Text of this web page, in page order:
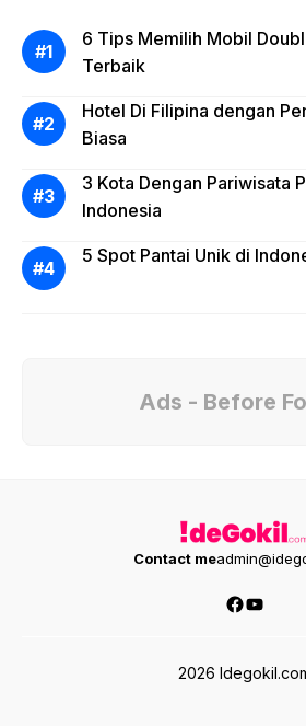
6 Tips Memilih Mobil
Terbaik
Hotel Di Filipina dengan
Biasa
3 Kota Dengan Pariwisata
Indonesia
5 Spot Pantai Unik di
Ads - Before
Contact me
Facebook
2026